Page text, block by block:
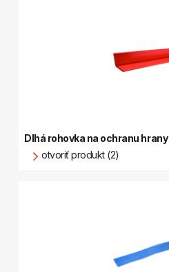
Dlhá rohovka na ochranu hrany
otvoriť produkt (2)